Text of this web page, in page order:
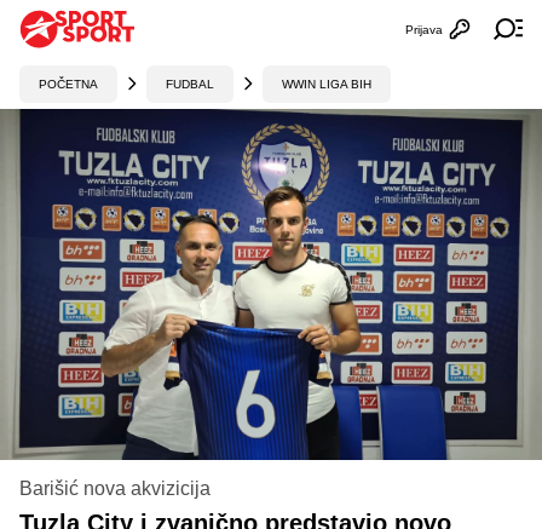
Otvori
Prijava
POČETNA FUDBAL WWIN LIGA BIH
Barišić nova akvizicija
Tuzla City i zvanično predstavio novo